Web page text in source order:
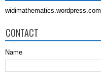
widimathematics.wordpress.com
CONTACT
Name